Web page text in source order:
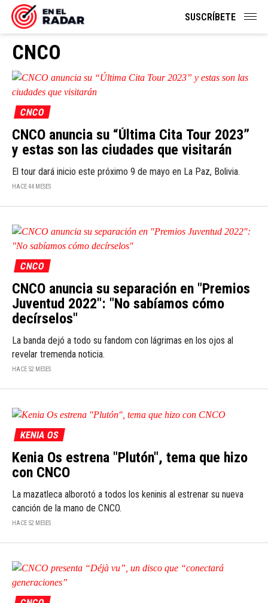
SUSCRÍBETE
CNCO
CNCO
CNCO anuncia su “Última Cita Tour 2023”
y estas son las ciudades que visitarán
El tour dará inicio este próximo 9 de mayo en La Paz, Bolivia.
HACE 44 MESES
CNCO
CNCO anuncia su separación en "Premios
Juventud 2022": "No sabíamos cómo
decírselos"
La banda dejó a todo su fandom con lágrimas en los ojos al
revelar tremenda noticia.
HACE 52 MESES
KENIA OS
Kenia Os estrena "Plutón", tema que hizo
con CNCO
La mazatleca alborotó a todos los keninis al estrenar su nueva
canción de la mano de CNCO.
HACE 52 MESES